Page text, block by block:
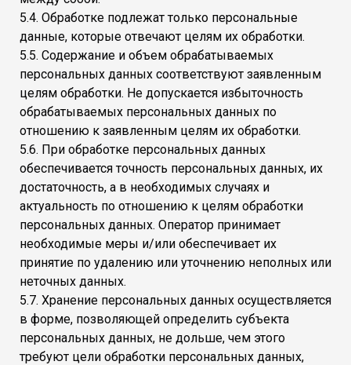
5.4. Обработке подлежат только персональные
данные, которые отвечают целям их обработки.
5.5. Содержание и объем обрабатываемых
персональных данных соответствуют заявленным
целям обработки. Не допускается избыточность
обрабатываемых персональных данных по
отношению к заявленным целям их обработки.
5.6. При обработке персональных данных
обеспечивается точность персональных данных, их
достаточность, а в необходимых случаях и
актуальность по отношению к целям обработки
персональных данных. Оператор принимает
необходимые меры и/или обеспечивает их
принятие по удалению или уточнению неполных или
неточных данных.
5.7. Хранение персональных данных осуществляется
в форме, позволяющей определить субъекта
персональных данных, не дольше, чем этого
требуют цели обработки персональных данных,